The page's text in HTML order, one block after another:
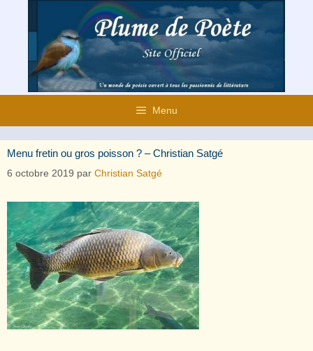
contenu
Menu
Menu fretin ou gros poisson ? – Christian Satgé
6 octobre 2019 par Christian Satgé